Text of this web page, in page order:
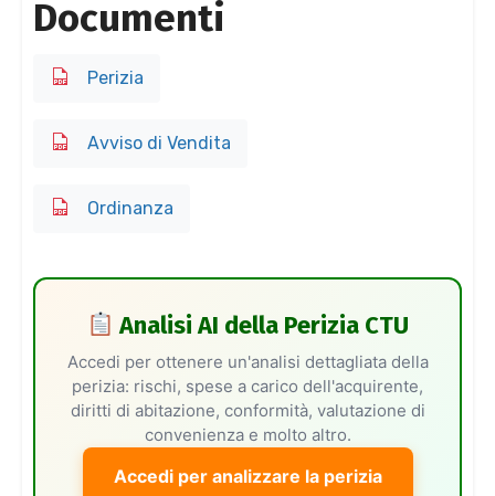
Documenti
Perizia
Avviso di Vendita
Ordinanza
Analisi AI della Perizia CTU
Accedi per ottenere un'analisi dettagliata della
perizia: rischi, spese a carico dell'acquirente,
diritti di abitazione, conformità, valutazione di
convenienza e molto altro.
Accedi per analizzare la perizia